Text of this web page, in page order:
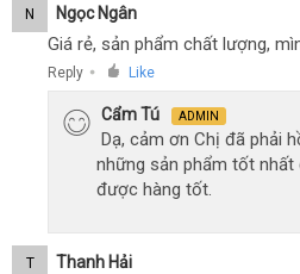
N Ngọc Ngân
Giá rẻ, sản phẩm chất lượng,
Reply ● Like
Cẩm Tú ADMIN
Dạ, cảm ơn Chị đã phải
những sản phẩm tốt nhất
được hàng tốt.
T Thanh Hải